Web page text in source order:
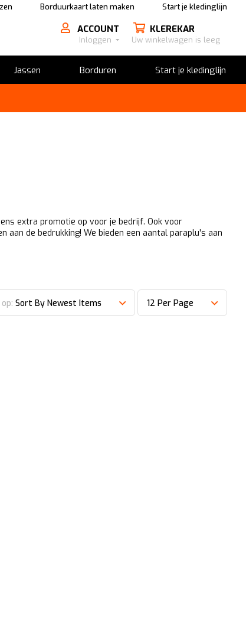
Borduurkaart laten maken Start je kledinglijn
ACCOUNT
Inloggen
KLEREKAR
Uw winkelwagen is leeg
Jassen Borduren Start je kledinglijn
extra promotie op voor je bedrijf. Ook voor
de bedrukking! We bieden een aantal paraplu's aan
Sort By Newest Items 12 Per Page